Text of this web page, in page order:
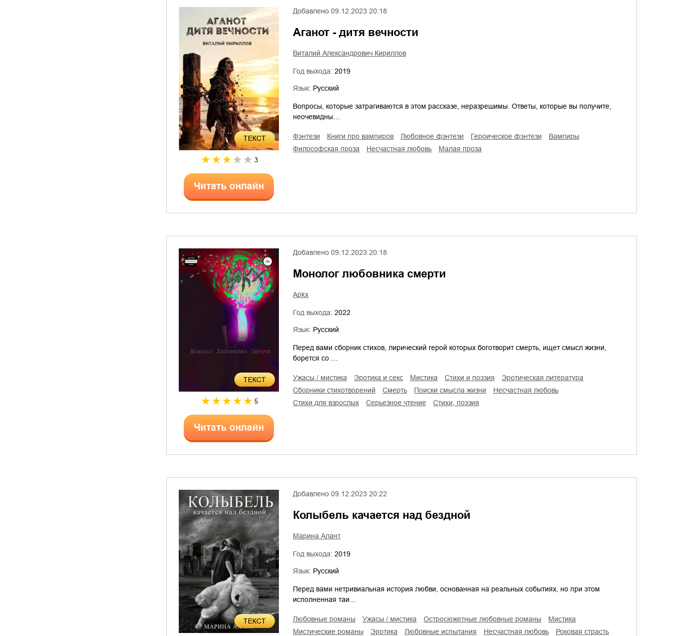
ТЕКСТ
3
Читать онлайн
Добавлено 09.12.2023 20:18
Аганот - дитя вечности
Виталий Александрович Кириллов
Год выхода: 2019
Язык: Русский
Вопросы, которые затрагиваются в этом рассказе, неразрешимы. Ответы, которые вы получите,
неочевидны…
фэнтези книги про вампиров любовное фэнтези героическое фэнтези
вампиры
философская проза
несчастная любовь малая проза
ТЕКСТ
5
Читать онлайн
Добавлено 09.12.2023 20:18
Монолог любовника смерти
Apkx
Год выхода: 2022
Язык: Русский
Перед вами сборник стихов, лирический герой которых боготворит смерть, ищет смысл жизни,
борется со …
ужасы / мистика эротика и секс мистика стихи и поэзия
эротическая литература
сборники стихотворений
смерть поиски смысла жизни
несчастная любовь
стихи для взрослых
серьезное чтение cтихи, поэзия
ТЕКСТ
Добавлено 09.12.2023 20:22
Колыбель качается над бездной
Марина Алант
Год выхода: 2019
Язык: Русский
Перед вами нетривиальная история любви, основанная на реальных событиях, но при этом
исполненная таи…
любовные романы ужасы / мистика остросюжетные любовные романы
мистика
мистические романы
эротика любовные испытания несчастная любовь роковая страсть